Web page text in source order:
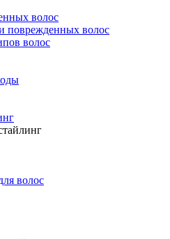
волос
поврежденных волос
волос
волос